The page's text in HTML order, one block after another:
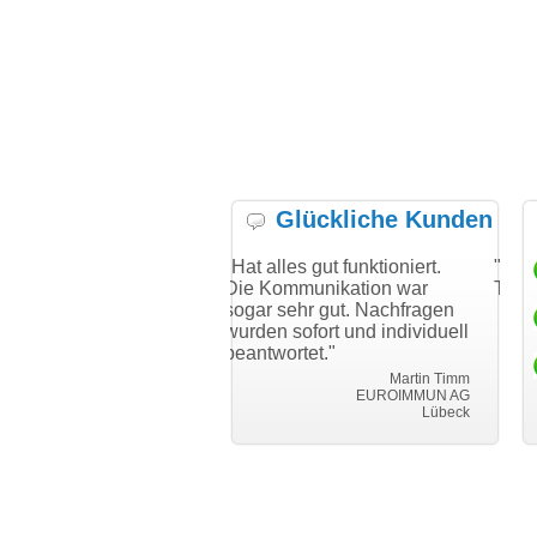
Glückliche Kunden
"Hat alles gut funktioniert.
Die Kommunikation war
sogar sehr gut. Nachfragen
wurden sofort und individuell
beantwortet."
EUROIMMUN AG
"Danke für
Transfer und
i can eckert